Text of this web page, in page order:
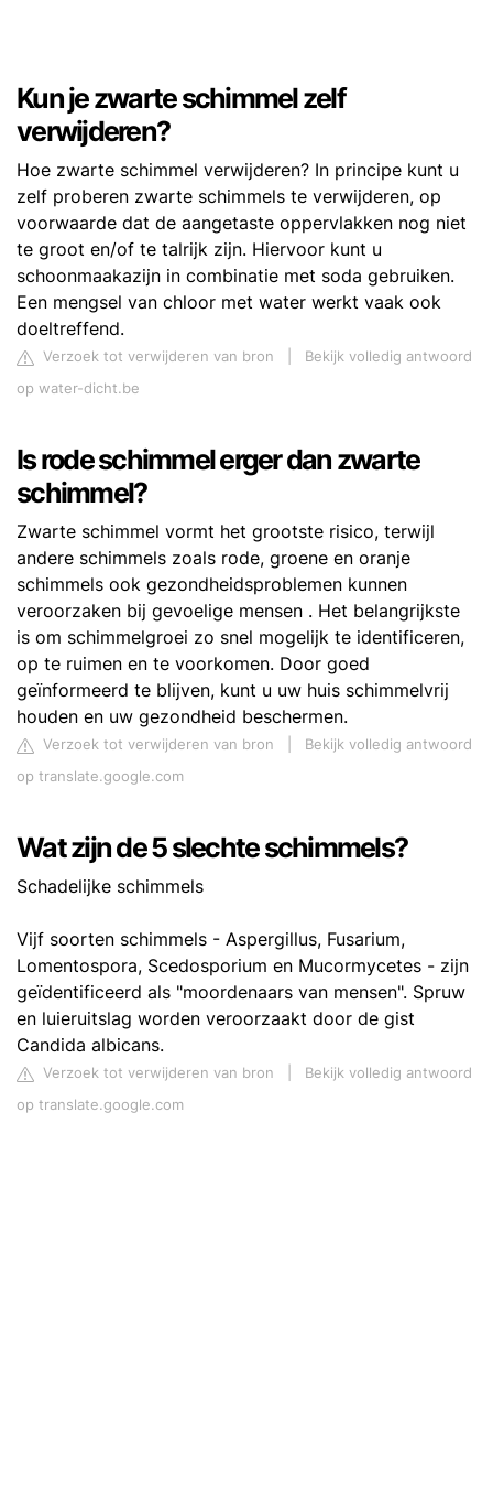
Kun je zwarte schimmel zelf
verwijderen?
Hoe zwarte schimmel verwijderen? In principe kunt u
zelf proberen zwarte schimmels te verwijderen, op
voorwaarde dat de aangetaste oppervlakken nog niet
te groot en/of te talrijk zijn. Hiervoor kunt u
schoonmaakazijn in combinatie met soda gebruiken.
Een mengsel van chloor met water werkt vaak ook
doeltreffend.
Verzoek tot verwijderen van bron
Bekijk volledig antwoord
op water-dicht.be
Is rode schimmel erger dan zwarte
schimmel?
Zwarte schimmel vormt het grootste risico, terwijl
andere schimmels zoals rode, groene en oranje
schimmels ook gezondheidsproblemen kunnen
veroorzaken bij gevoelige mensen . Het belangrijkste
is om schimmelgroei zo snel mogelijk te identificeren,
op te ruimen en te voorkomen. Door goed
geïnformeerd te blijven, kunt u uw huis schimmelvrij
houden en uw gezondheid beschermen.
Verzoek tot verwijderen van bron
Bekijk volledig antwoord
op translate.google.com
Wat zijn de 5 slechte schimmels?
Schadelijke schimmels
Vijf soorten schimmels - Aspergillus, Fusarium,
Lomentospora, Scedosporium en Mucormycetes - zijn
geïdentificeerd als "moordenaars van mensen". Spruw
en luieruitslag worden veroorzaakt door de gist
Candida albicans.
Verzoek tot verwijderen van bron
Bekijk volledig antwoord
op translate.google.com